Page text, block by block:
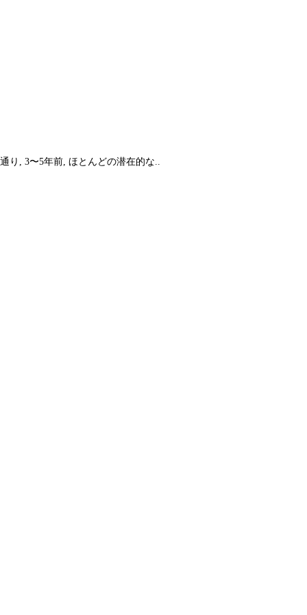
り, 3〜5年前, ほとんどの潜在的な..